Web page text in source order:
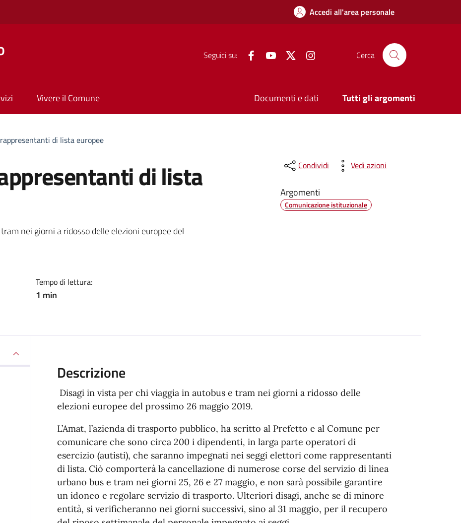
Accedi all'area personale
Seguici su: FacebookYouTube Twitter Cerca
Vivere il Comune Documenti e dati Tutti gli argomenti
di lista europee
di lista
nei giorni a ridosso delle elezioni europee del
Tempo di lettura:
1 min
Condividi Vedi azioni
Argomenti
Comunicazione istituzionale
Descrizione
Disagi in vista per chi viaggia in autobus e tram nei giorni a ridosso delle
elezioni europee del prossimo 26 maggio 2019.
L’Amat, l’azienda di trasporto pubblico, ha scritto al Prefetto e al Comune per
comunicare che sono circa 200 i dipendenti, in larga parte operatori di
esercizio (autisti), che saranno impegnati nei seggi elettori come rappresentanti
di lista. Ciò comporterà la cancellazione di numerose corse del servizio di linea
urbano bus e tram nei giorni 25, 26 e 27 maggio, e non sarà possibile garantire
un idoneo e regolare servizio di trasporto. Ulteriori disagi, anche se di minore
entità, si verificheranno nei giorni successivi, sino al 31 maggio, per il recupero